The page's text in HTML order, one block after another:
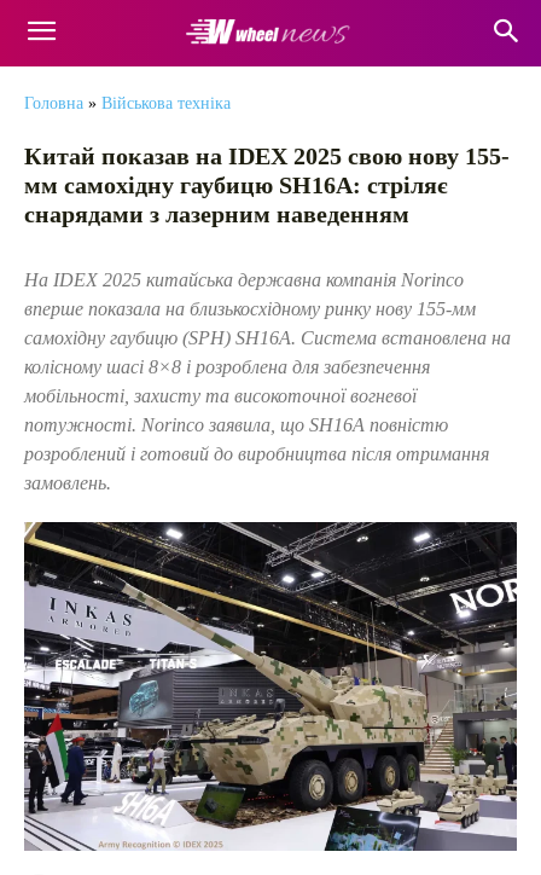
Головна » Військова техніка
Китай показав на IDEX 2025 свою нову 155-
мм самохідну гаубицю SH16A: стріляє
снарядами з лазерним наведенням
На IDEX 2025 китайська державна компанія Norinco
вперше показала на близькосхідному ринку нову 155-мм
самохідну гаубицю (SPH) SH16A. Система встановлена ​​на
колісному шасі 8×8 і розроблена для забезпечення
мобільності, захисту та високоточної вогневої
потужності. Norinco заявила, що SH16A повністю
розроблений і готовий до виробництва після отримання
замовлень.